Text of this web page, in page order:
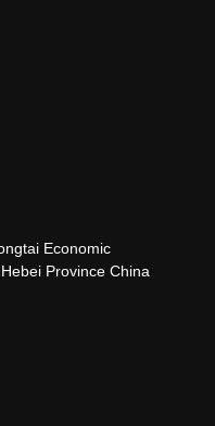
Economic
Province China